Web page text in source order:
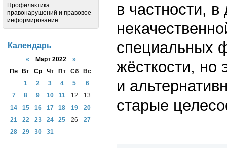
в частности,
специальных
жёсткости, но
и
старые
Профилактика
правонарушений и правовое
информирование
Календарь
« Март 2022 »
Пн
Вт Ср Чт Пт Сб
Вс
1
2 3 4 5
6
7
8 9 10 11 12
13
14
15 16 17 18 19
20
21
22 23 24 25 26
27
28
29 30 31